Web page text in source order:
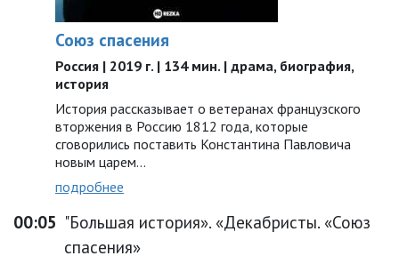
Союз спасения
Россия | 2019 г. | 134 мин. | драма, биография,
история
История рассказывает о ветеранах французского
вторжения в Россию 1812 года, которые
сговорились поставить Константина Павловича
новым царем…
подробнее
00:05 "Большая история». «Декабристы. «Союз
спасения»